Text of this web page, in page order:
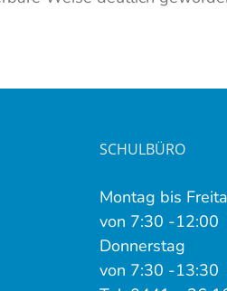
SCHULBÜRO
Montag bis
von 7:30 -12:00
Donnerstag
von 7:30 -13:30